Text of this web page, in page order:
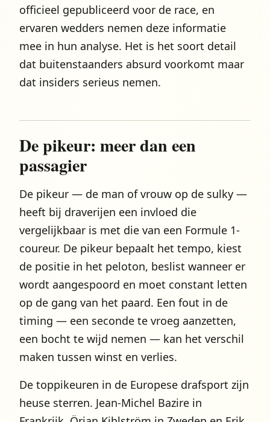
officieel gepubliceerd voor de race, en
ervaren wedders nemen deze informatie
mee in hun analyse. Het is het soort detail
dat buitenstaanders absurd voorkomt maar
dat insiders serieus nemen.
De pikeur: meer dan een
passagier
De pikeur — de man of vrouw op de sulky —
heeft bij draverijen een invloed die
vergelijkbaar is met die van een Formule 1-
coureur. De pikeur bepaalt het tempo, kiest
de positie in het peloton, beslist wanneer er
wordt aangespoord en moet constant letten
op de gang van het paard. Een fout in de
timing — een seconde te vroeg aanzetten,
een bocht te wijd nemen — kan het verschil
maken tussen winst en verlies.
De toppikeuren in de Europese drafsport zijn
heuse sterren. Jean-Michel Bazire in